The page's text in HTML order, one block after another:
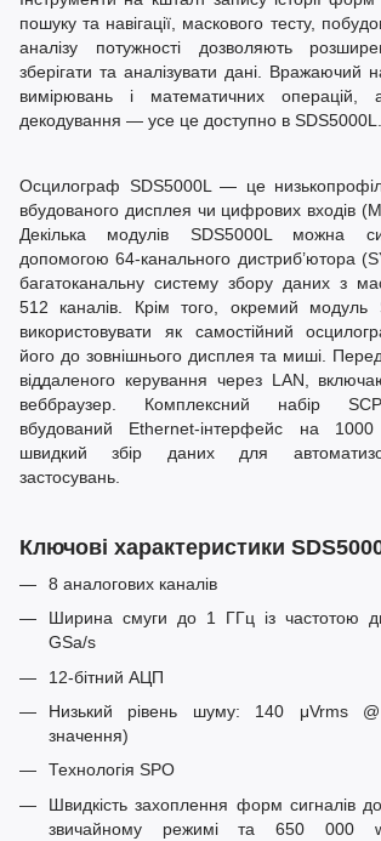
пошуку та навігації, маскового тесту,
аналізу потужності дозволяють
зберігати та аналізувати дані. Вражаючий
вимірювань і математичних операцій,
декодування — усе це доступно в SDS5000L.
Осцилограф SDS5000L — це
вбудованого дисплея чи цифрових входів
Декілька модулів SDS5000L можна
допомогою 64-канального дистриб’ютора
багатоканальну систему збору даних з
512 каналів. Крім того, окремий модуль
використовувати як самостійний
його до зовнішнього дисплея та миші.
віддаленого керування через LAN,
веббраузер. Комплексний набір
вбудований Ethernet-інтерфейс на
швидкий збір даних для
застосувань.
Ключові характеристики
8 аналогових каналів
Ширина смуги до 1 ГГц із частотою
GSa/s
12-бітний АЦП
Низький рівень шуму: 140 μVrms
значення)
Технологія SPO
Швидкість захоплення форм сигналів
звичайному режимі та 650 000